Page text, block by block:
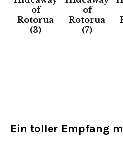
Ein toller Empfang